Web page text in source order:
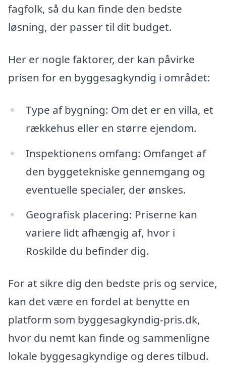
fagfolk, så du kan finde den bedste
løsning, der passer til dit budget.
Her er nogle faktorer, der kan påvirke
prisen for en byggesagkyndig i området:
Type af bygning: Om det er en villa, et
rækkehus eller en større ejendom.
Inspektionens omfang: Omfanget af
den byggetekniske gennemgang og
eventuelle specialer, der ønskes.
Geografisk placering: Priserne kan
variere lidt afhængig af, hvor i
Roskilde du befinder dig.
For at sikre dig den bedste pris og service,
kan det være en fordel at benytte en
platform som byggesagkyndig-pris.dk,
hvor du nemt kan finde og sammenligne
lokale byggesagkyndige og deres tilbud.